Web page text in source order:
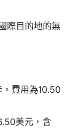
際目的地的無
費用為10.50
美元，含